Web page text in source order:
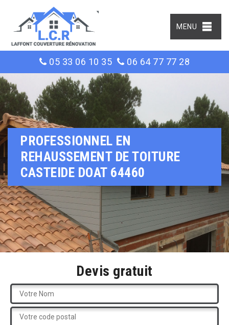
MENU
05 33 06 10 35 06 64 77 77 28
PROFESSIONNEL EN
REHAUSSEMENT DE TOITURE
CASTEIDE DOAT 64460
Devis gratuit